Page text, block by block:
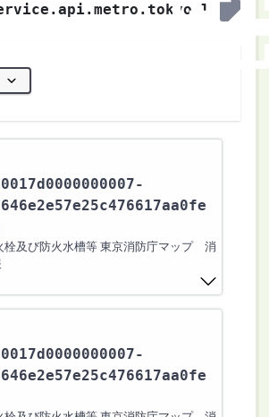
栓及び防火水槽等 東京消防庁マップ 消